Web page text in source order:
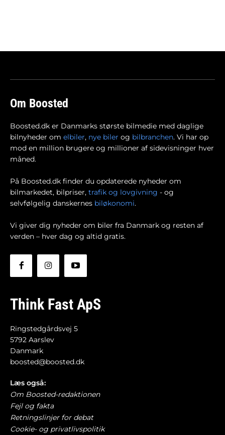
Om Boosted
Boosted.dk er Danmarks største bilmedie med daglige
bilnyheder om elbiler, nye biler og bilbranchen. Vi har op
mod en million brugere og millioner af sidevisninger hver
måned.
På Boosted.dk finder du opdaterede nyheder om
bilmarkedet, bilpriser, trafik og lovgivning - og
selvfølgelig danskernes biløkonomi.
Vi giver dig nyheder om biler fra Danmark og resten af
verden – hver dag og altid gratis.
Think Fast ApS
Ringstedgårdsvej 5
5792 Aarslev
Danmark
boosted@boosted.dk
Læs også:
Om Boosted-redaktionen
Fejl og fakta
Retningslinjer for debat
Cookie- og privatlivspolitik